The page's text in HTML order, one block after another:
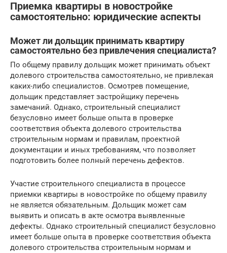
Приемка квартиры в новостройке
самостоятельно: юридические аспекты
Может ли дольщик принимать квартиру
самостоятельно без привлечения специалиста?
По общему правилу дольщик может принимать объект
долевого строительства самостоятельно, не привлекая
каких-либо специалистов. Осмотрев помещение,
дольщик представляет застройщику перечень
замечаний. Однако, строительный специалист
безусловно имеет больше опыта в проверке
соответствия объекта долевого строительства
строительным нормам и правилам, проектной
документации и иных требованиям, что позволяет
подготовить более полный перечень дефектов.
Участие строительного специалиста в процессе
приемки квартиры в новостройке по общему правилу
не является обязательным. Дольщик может сам
выявить и описать в акте осмотра выявленные
дефекты. Однако строительный специалист безусловно
имеет больше опыта в проверке соответствия объекта
долевого строительства строительным нормам и